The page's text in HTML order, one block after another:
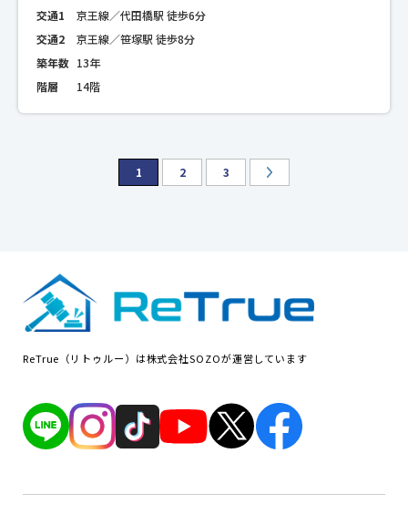
交通1
京王線／代田橋駅 徒歩6分
交通2
京王線／笹塚駅 徒歩8分
築年数 13年
階層
14階
1 2 3
ReTrue（リトゥルー）は株式会社SOZOが運営しています